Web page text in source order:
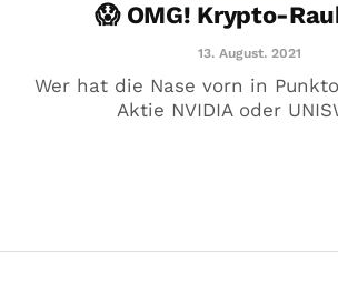
😱 OMG! Krypto-
13. August. 2021
Wer hat die Nase vorn in
Aktie NVIDIA oder